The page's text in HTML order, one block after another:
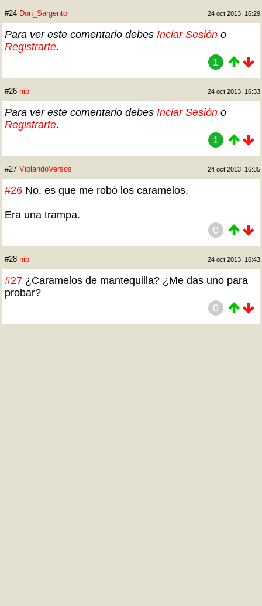
#24 Don_Sargento 24 oct 2013, 16:29
Para ver este comentario debes Inciar Sesión o
Registrarte.
1
#26 nib 24 oct 2013, 16:33
Para ver este comentario debes Inciar Sesión o
Registrarte.
1
#27 ViolandoVersos 24 oct 2013, 16:35
#26 No, es que me robó los caramelos.
Era una trampa.
0
#28 nib 24 oct 2013, 16:43
#27 ¿Caramelos de mantequilla? ¿Me das uno para
probar?
0